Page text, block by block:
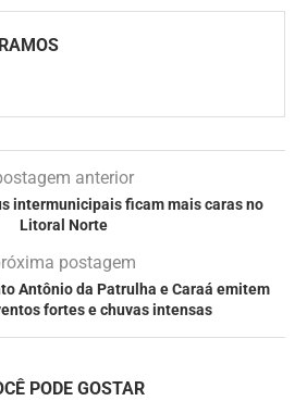
anterior
intermunicipais ficam mais caras no
Litoral Norte
postagem
Antônio da Patrulha e Caraá emitem
fortes e chuvas intensas
PODE GOSTAR